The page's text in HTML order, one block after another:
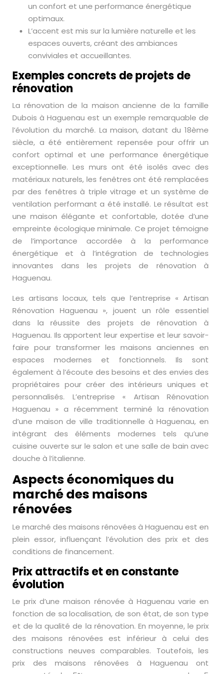
un confort et une performance énergétique
optimaux.
L’accent est mis sur la lumière naturelle et les
espaces ouverts, créant des ambiances
conviviales et accueillantes.
Exemples concrets de projets de
rénovation
La rénovation de la maison ancienne de la famille
Dubois à Haguenau est un exemple remarquable de
l’évolution du marché. La maison, datant du 18ème
siècle, a été entièrement repensée pour offrir un
confort optimal et une performance énergétique
exceptionnelle. Les murs ont été isolés avec des
matériaux naturels, les fenêtres ont été remplacées
par des fenêtres à triple vitrage et un système de
ventilation performant a été installé. Le résultat est
une maison élégante et confortable, dotée d’une
empreinte écologique minimale. Ce projet témoigne
de l’importance accordée à la performance
énergétique et à l’intégration de technologies
innovantes dans les projets de rénovation à
Haguenau.
Les artisans locaux, tels que l’entreprise « Artisan
Rénovation Haguenau », jouent un rôle essentiel
dans la réussite des projets de rénovation à
Haguenau. Ils apportent leur expertise et leur savoir-
faire pour transformer les maisons anciennes en
espaces modernes et fonctionnels. Ils sont
également à l’écoute des besoins et des envies des
propriétaires pour créer des intérieurs uniques et
personnalisés. L’entreprise « Artisan Rénovation
Haguenau » a récemment terminé la rénovation
d’une maison de ville traditionnelle à Haguenau, en
intégrant des éléments modernes tels qu’une
cuisine ouverte sur le salon et une salle de bain avec
douche à l’italienne.
Aspects économiques du
marché des maisons
rénovées
Le marché des maisons rénovées à Haguenau est en
plein essor, influençant l’évolution des prix et des
conditions de financement.
Prix attractifs et en constante
évolution
Le prix d’une maison rénovée à Haguenau varie en
fonction de sa localisation, de son état, de son type
et de la qualité de la rénovation. En moyenne, le prix
des maisons rénovées est inférieur à celui des
constructions neuves comparables. Toutefois, les
prix des maisons rénovées à Haguenau ont